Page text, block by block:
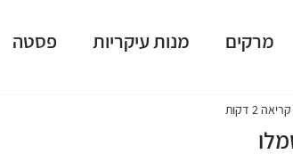
מרקים מנות עיקריות פסטה
פאי וטארט
2 דקות